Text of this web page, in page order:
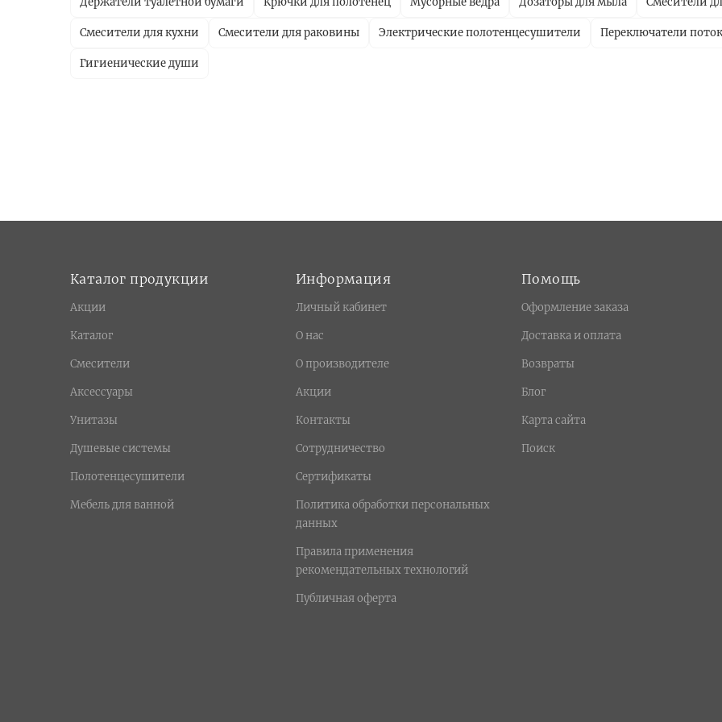
Смесители для кухни Смесители для раковины Электрические полотенцесушители Переключатели
Гигиенические души
Каталог продукции
Акции
Каталог
Смесители
Аксессуары
Унитазы
Душевые системы
Полотенцесушители
Мебель для ванной
Информация
Личный кабинет
О нас
О производителе
Акции
Контакты
Сотрудничество
Сертификаты
Политика обработки персональных
данных
Правила применения
рекомендательных технологий
Публичная оферта
Помощь
Оформление заказа
Доставка и оплата
Возвраты
Блог
Карта сайта
Поиск